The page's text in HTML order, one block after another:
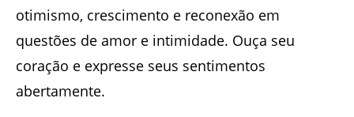
otimismo, crescimento e reconexão em
questões de amor e intimidade. Ouça seu
coração e expresse seus sentimentos
abertamente.